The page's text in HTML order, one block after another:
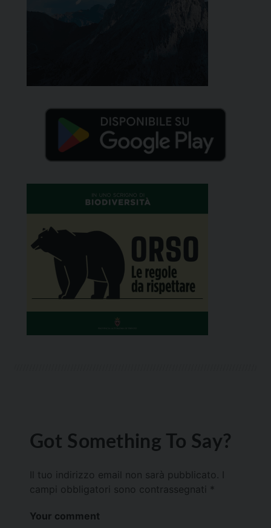
Got Something To Say?
Il tuo indirizzo email non sarà pubblicato.
campi obbligatori sono contrassegnati *
Your comment